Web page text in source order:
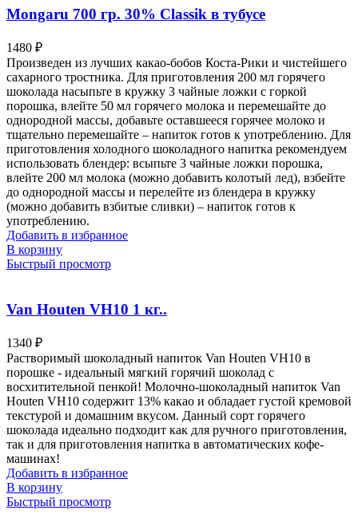
Mongaru 700 гр. 30% Classik в тубусе
1480 ₽
Произведен из лучших какао-бобов Коста-Рики и чистейшего
сахарного тростника. Для приготовления 200 мл горячего
шоколада насыпьте в кружку 3 чайные ложки с горкой
порошка, влейте 50 мл горячего молока и перемешайте до
однородной массы, добавьте оставшееся горячее молоко и
тщательно перемешайте – напиток готов к употреблению. Для
приготовления холодного шоколадного напитка рекомендуем
использовать блендер: всыпьте 3 чайные ложки порошка,
влейте 200 мл молока (можно добавить колотый лед), взбейте
до однородной массы и перелейте из блендера в кружку
(можно добавить взбитые сливки) – напиток готов к
употреблению.
Добавить в избранное
В корзину
Быстрый просмотр
Van Houten VH10 1 кг..
1340 ₽
Растворимый шоколадный напиток Van Houten VH10 в
порошке - идеальный мягкий горячий шоколад с
восхитительной пенкой! Молочно-шоколадный напиток Van
Houten VH10 содержит 13% какао и обладает густой кремовой
текстурой и домашним вкусом. Данный сорт горячего
шоколада идеально подходит как для ручного приготовления,
так и для приготовления напитка в автоматических кофе-
машинах!
Добавить в избранное
В корзину
Быстрый просмотр